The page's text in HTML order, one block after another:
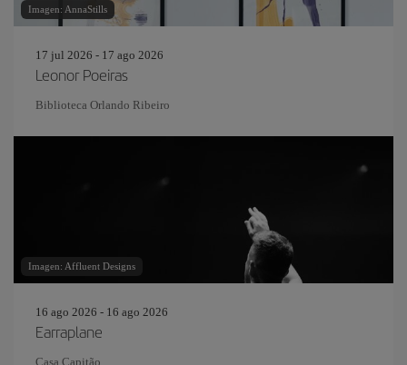
Imagen: AnnaStills
17 jul 2026 - 17 ago 2026
Leonor Poeiras
Biblioteca Orlando Ribeiro
Imagen: Affluent Designs
16 ago 2026 - 16 ago 2026
Earraplane
Casa Capitão